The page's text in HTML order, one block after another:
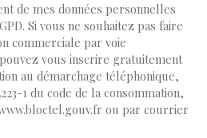
de mes données personnelles
Si vous ne souhaitez pas faire
commerciale par voie
vous inscrire gratuitement
au démarchage téléphonique,
1 du code de la consommation,
ou par courrier